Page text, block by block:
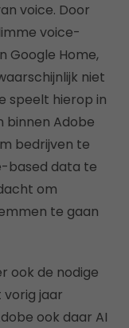
voice. Door
voice-
Google Home,
niet
speelt hierop in
binnen Adobe
bedrijven te
based data te
om
te gaan
ook de nodige
vorig jaar
ook daar AI